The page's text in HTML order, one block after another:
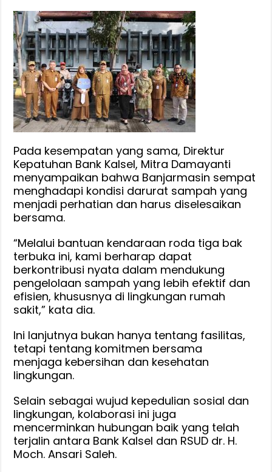
Pada kesempatan yang sama, Direktur
Kepatuhan Bank Kalsel, Mitra Damayanti
menyampaikan bahwa Banjarmasin sempat
menghadapi kondisi darurat sampah yang
menjadi perhatian dan harus diselesaikan
bersama.
“Melalui bantuan kendaraan roda tiga bak
terbuka ini, kami berharap dapat
berkontribusi nyata dalam mendukung
pengelolaan sampah yang lebih efektif dan
efisien, khususnya di lingkungan rumah
sakit,” kata dia.
Ini lanjutnya bukan hanya tentang fasilitas,
tetapi tentang komitmen bersama
menjaga kebersihan dan kesehatan
lingkungan.
Selain sebagai wujud kepedulian sosial dan
lingkungan, kolaborasi ini juga
mencerminkan hubungan baik yang telah
terjalin antara Bank Kalsel dan RSUD dr. H.
Moch. Ansari Saleh.